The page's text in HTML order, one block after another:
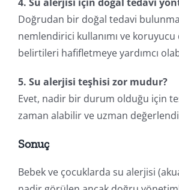
Doğrudan bir doğal tedavi
nemlendirici kullanımı ve
belirtileri hafifletmeye yardımcı
5. Su alerjisi teşhisi zor mudur?
Evet, nadir bir durum olduğu için
zaman alabilir ve uzman
Sonuç
Bebek ve çocuklarda su alerjisi